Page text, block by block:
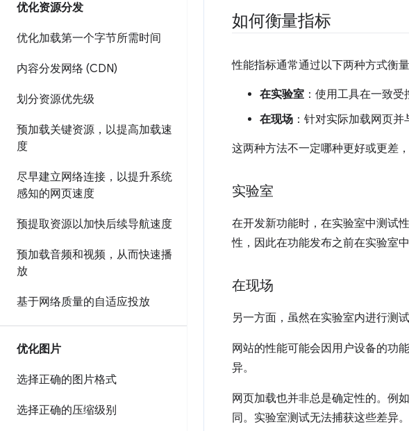
优化资源分发
优化加载第一个字节所需时间
内容分发网络 (CDN)
划分资源优先级
预加载关键资源，以提高加载速
度
尽早建立网络连接，以提升系统
感知的网页速度
预提取资源以加快后续导航速度
预加载音频和视频，从而快速播
放
基于网络质量的自适应投放
优化图片
选择正确的图片格式
选择正确的压缩级别
如何衡量指标
性能指标通常通过以下两种方式衡量
在实验室 ：使用工具在一致
在现场 ：针对实际加载网页
这两种方法不一定哪种更好或更差
实验室
在开发新功能时，在实验室中测试
性，因此在功能发布之前在实验室
在现场
另一方面，虽然在实验室内进行测
网站的性能可能会因用户设备的功
异。
网页加载也并非总是确定性的。例
同。实验室测试无法捕获这些差异。